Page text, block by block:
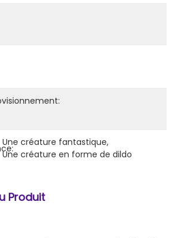
Une créature fantastique,
Une créature en forme de dildo
Produit